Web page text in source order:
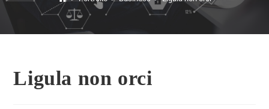
Ligula non orci